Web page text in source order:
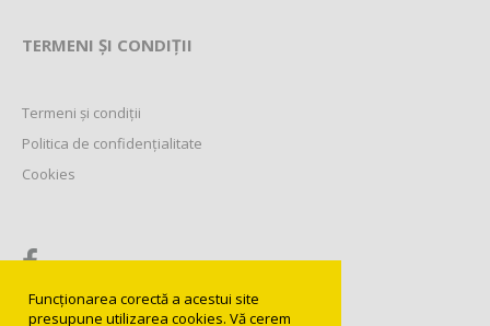
Funcționarea corectă a acestui site
presupune utilizarea cookies. Vă cerem
TERMENI ȘI CONDIȚII
Termeni și condiții
Politica de confidențialitate
Cookies